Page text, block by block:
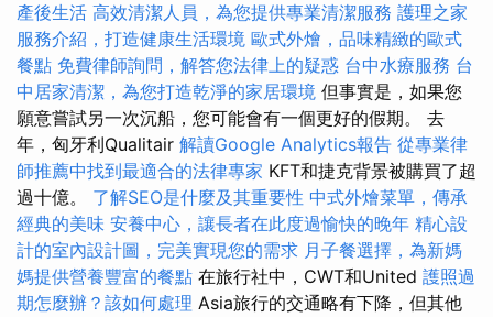
產後生活 高效清潔人員，為您提供專業清潔服務 護理之家
服務介紹，打造健康生活環境 歐式外燴，品味精緻的歐式
餐點 免費律師詢問，解答您法律上的疑惑 台中水療服務 台
中居家清潔，為您打造乾淨的家居環境 但事實是，如果您
願意嘗試另一次沉船，您可能會有一個更好的假期。 去
年，匈牙利Qualitair 解讀Google Analytics報告 從專業律
師推薦中找到最適合的法律專家 KFT和捷克背景被購買了超
過十億。 了解SEO是什麼及其重要性 中式外燴菜單，傳承
經典的美味 安養中心，讓長者在此度過愉快的晚年 精心設
計的室內設計圖，完美實現您的需求 月子餐選擇，為新媽
媽提供營養豐富的餐點 在旅行社中，CWT和United 護照過
期怎麼辦？該如何處理 Asia旅行的交通略有下降，但其他